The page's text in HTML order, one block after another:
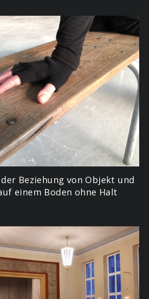
Beziehung von Objekt und
einem Boden ohne Halt